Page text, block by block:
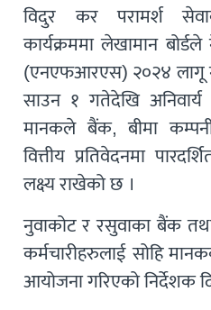
विदुर कर परामर्श
कार्यक्रममा लेखामान बोर्डले
(एनएफआरएस) २०२४ लागू
साउन १ गतेदेखि
मानकले बैंक, बीमा
वित्तीय प्रतिवेदनमा
लक्ष्य राखेको छ ।
नुवाकोट र रसुवाका बैंक तथा
कर्मचारीहरुलाई सोहि
आयोजना गरिएको निर्देशक